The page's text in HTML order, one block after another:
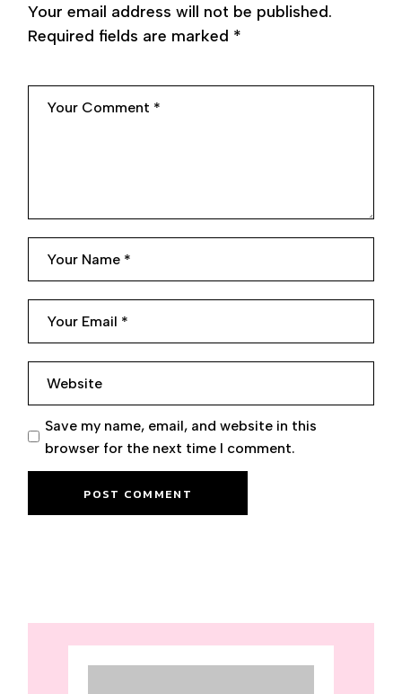
Your email address will not be published.
Required fields are marked *
Save my name, email, and website in this
browser for the next time I comment.
POST COMMENT